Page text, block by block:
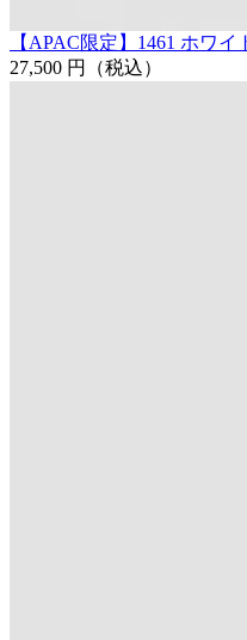
【APAC限定】1461 ホワ
27,500 円
（税込）